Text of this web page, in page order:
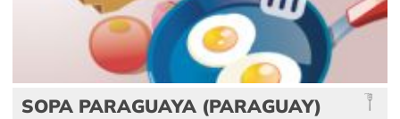
SOPA PARAGUAYA (PARAGUAY)